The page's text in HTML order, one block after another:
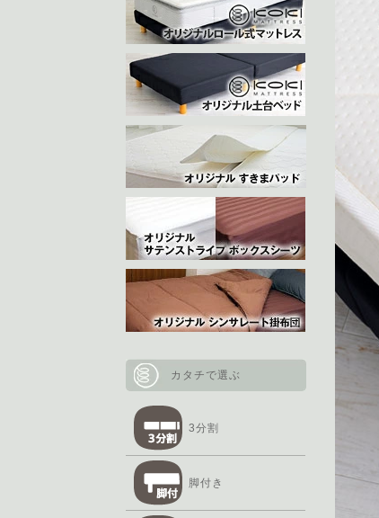
カタチで選ぶ
3分割
脚付き